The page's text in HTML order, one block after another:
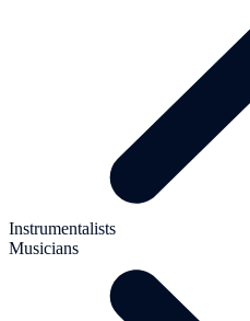
Instrumentalists
Musicians